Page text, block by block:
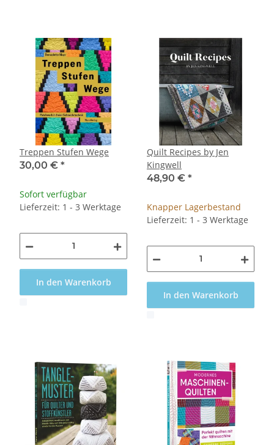
Treppen Stufen Wege
30,00 € *
Sofort verfügbar
Lieferzeit: 1 - 3 Werktage
In den Warenkorb
Quilt Recipes by Jen
Kingwell
48,90 € *
Knapper Lagerbestand
Lieferzeit: 1 - 3 Werktage
In den Warenkorb